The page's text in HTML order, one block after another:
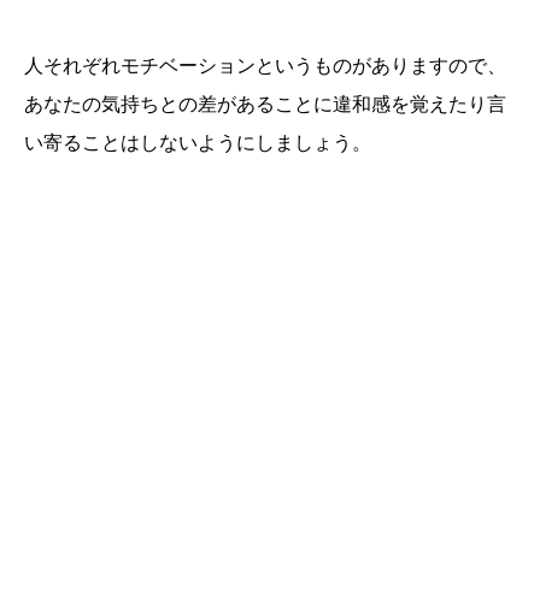
人それぞれモチベーションというものがありますので、
あなたの気持ちとの差があることに違和感を覚えたり言
い寄ることはしないようにしましょう。